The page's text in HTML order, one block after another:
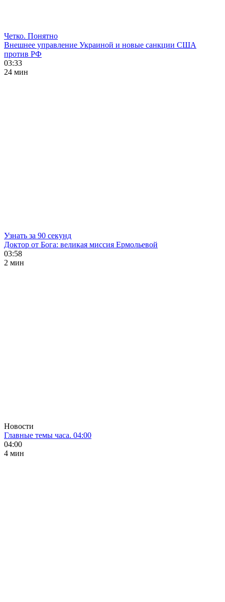
Четко. Понятно
Внешнее управление Украиной и новые санкции США
против РФ
03:33
24 мин
Узнать за 90 секунд
Доктор от Бога: великая миссия Ермольевой
03:58
2 мин
Новости
Главные темы часа. 04:00
04:00
4 мин